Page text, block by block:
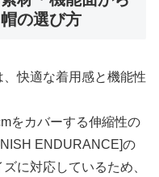
の選び方
快適な着用感と機能性
をカバーする伸縮性の
ENDURANCE]の
に対応しているため、